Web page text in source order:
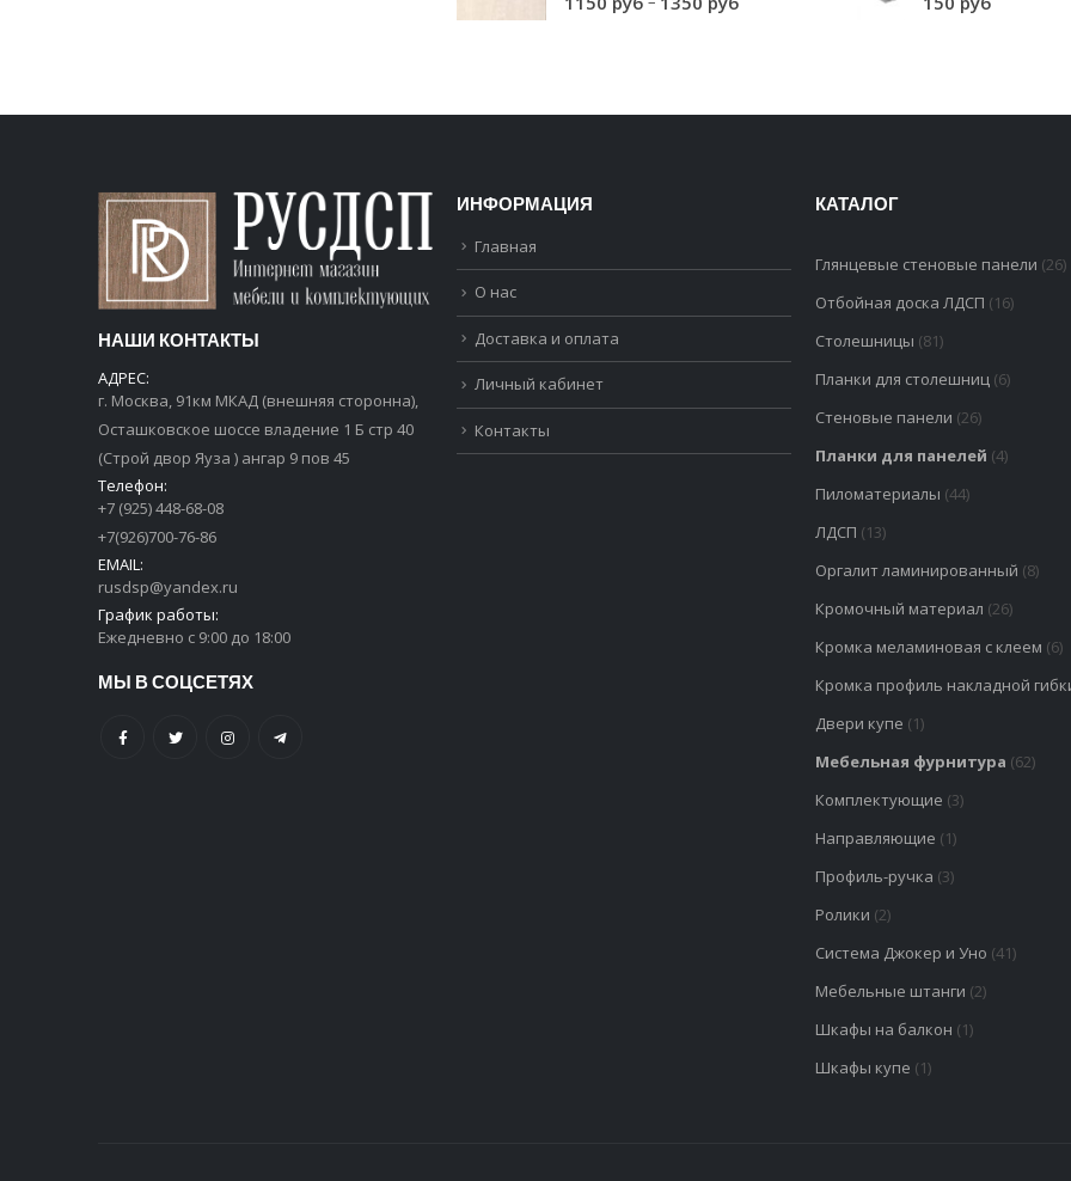
НАШИ КОНТАКТЫ
АДРЕС:
г. Москва, 91км МКАД (внешняя сторонна),
Осташковское шоссе владение 1 Б стр 40
(Строй двор Яуза ) ангар 9 пов 45
Телефон:
+7 (925) 448-68-08
+7(926)700-76-86
EMAIL:
rusdsp@yandex.ru
График работы:
Ежедневно с 9:00 до 18:00
МЫ В СОЦСЕТЯХ
ИНФОРМАЦИЯ
Главная
О нас
Доставка и оплата
Личный кабинет
Контакты
КАТАЛОГ
Глянцевые стеновые панели (26)
Отбойная доска ЛДСП (16)
Столешницы (81)
Планки для столешниц (6)
Стеновые панели (26)
Планки для панелей (4)
Пиломатериалы (44)
ЛДСП (13)
Оргалит ламинированный (8)
Кромочный материал (26)
Кромка меламиновая с клеем (6)
Кромка профиль накладной
Двери купе (1)
Мебельная фурнитура (62)
Комплектующие (3)
Направляющие (1)
Профиль-ручка (3)
Ролики (2)
Система Джокер и Уно (41)
Мебельные штанги (2)
Шкафы на балкон (1)
Шкафы купе (1)